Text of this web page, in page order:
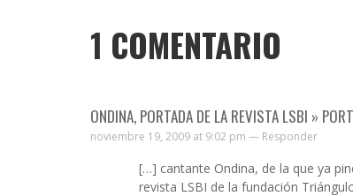
1 COMENTARIO
ONDINA, PORTADA DE LA REVISTA LSBI »
noviembre 19, 2009 at 9:02 pm — Responder
[…] cantante Ondina, de la que ya
revista LSBI de la fundación